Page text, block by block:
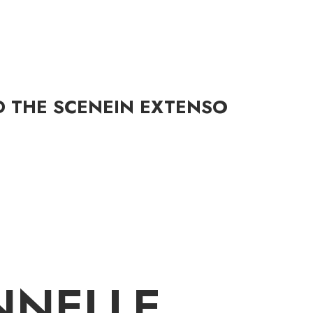
THE SCENEIN EXTENSO